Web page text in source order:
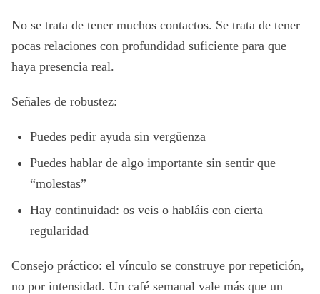
No se trata de tener muchos contactos. Se trata de tener
pocas relaciones con profundidad suficiente para que
haya presencia real.
Señales de robustez:
Puedes pedir ayuda sin vergüenza
Puedes hablar de algo importante sin sentir que
“molestas”
Hay continuidad: os veis o habláis con cierta
regularidad
Consejo práctico: el vínculo se construye por repetición,
no por intensidad. Un café semanal vale más que un